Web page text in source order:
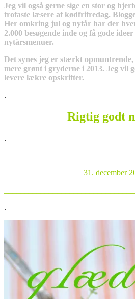
Jeg vil også gerne sige en stor og
trofaste læsere af kødfrifredag.
Her omkring jul og nytår har der
2.000 besøgende inde og få gode
nytårsmenuer.
Det synes jeg er stærkt
mere grønt i gryderne i 2013. Jeg vil
levere lækre opskrifter.
.
Rigtig godt
.
31. december
.